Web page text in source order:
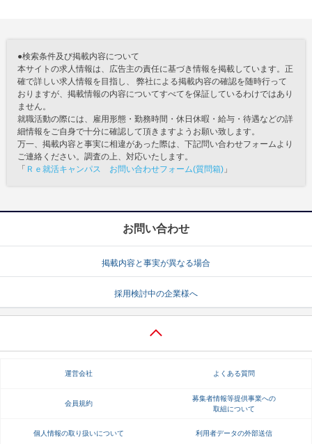
●検索条件及び掲載内容について
本サイトの求人情報は、広告主の責任に基づき情報を掲載しています。正
確で詳しい求人情報を目指し、 弊社による掲載内容の確認を随時行って
おりますが、掲載情報の内容についてすべてを保証しているわけではあり
ません。
就職活動の際には、雇用形態・勤務時間・休日休暇・給与・待遇などの詳
細情報をご自身で十分に確認して頂きますようお願い致します。
万一、掲載内容と事実に相違があった際は、下記問い合わせフォームより
ご連絡ください。調査の上、対応いたします。
「 Ｒｅ就活キャンパス お問い合わせフォーム(質問箱) 」
お問い合わせ
掲載内容と事実が異なる場合
採用検討中の企業様へ
運営会社 よくある質問
会員規約
募集者情報等提供事業への
取組について
個人情報の取り扱いについて 利用者データの外部送信